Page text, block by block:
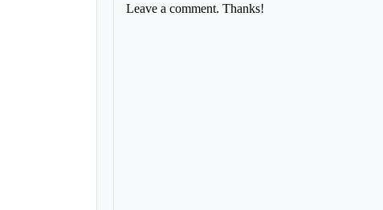
Leave a comment. Thanks!